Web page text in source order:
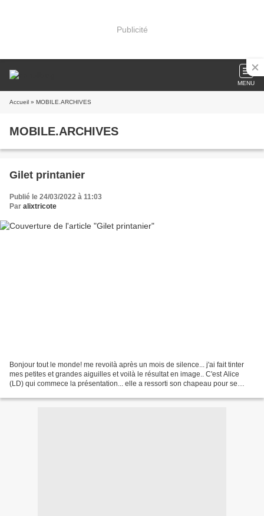
Publicité
MENU
Accueil » MOBILE.ARCHIVES
MOBILE.ARCHIVES
Gilet printanier
Publié le 24/03/2022 à 11:03
Par alixtricote
Bonjour tout le monde! me revoilà après un mois de silence... j'ai fait tinter
mes petites et grandes aiguilles et voilà le résultat en image.. C'est Alice
(LD) qui commece la présentation... elle a ressorti son chapeau pour se